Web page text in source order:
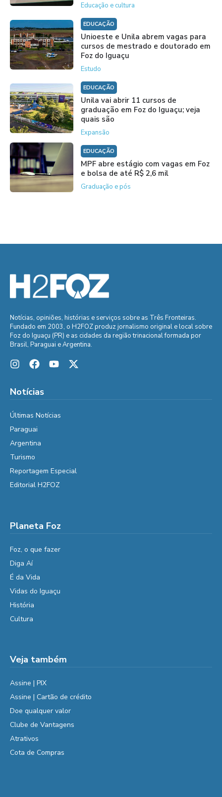
Educação e cultura
EDUCAÇÃO
Unioeste e Unila abrem vagas para
cursos de mestrado e doutorado em
Foz do Iguaçu
Estudo
EDUCAÇÃO
Unila vai abrir 11 cursos de
graduação em Foz do Iguaçu; veja
quais são
Expansão
EDUCAÇÃO
MPF abre estágio com vagas em Foz
e bolsa de até R$ 2,6 mil
Graduação e pós
Notícias, opiniões, histórias e serviços sobre as Três Fronteiras.
Fundado em 2003, o H2FOZ produz jornalismo original e local sobre
Foz do Iguaçu (PR) e as cidades da região trinacional formada por
Brasil, Paraguai e Argentina.
Notícias
Últimas Notícias
Paraguai
Argentina
Turismo
Reportagem Especial
Editorial H2FOZ
Planeta Foz
Foz, o que fazer
Diga Aí
É da Vida
Vidas do Iguaçu
História
Cultura
Veja também
Assine | PIX
Assine | Cartão de crédito
Doe qualquer valor
Clube de Vantagens
Atrativos
Cota de Compras